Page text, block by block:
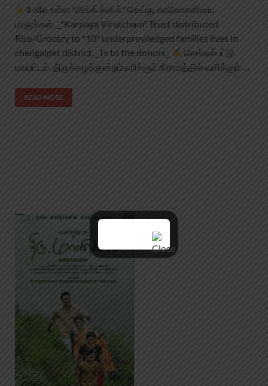
மேலே உள்ள *லிங்க் க்ளிக்* செய்து காணொளியை
பாருங்கள். _*Karpaga Virutcham* Trust distributed
Rice/Grocery to *10* underpreviledged families lives in
chengalpet district. _Tx to the donors_
செங்கல்பட்டு
மாவட்டம், திருக்கழக்குன்றம்,எரிச்சூர் கிராமத்தில் வசிக்கும் …
READ MORE